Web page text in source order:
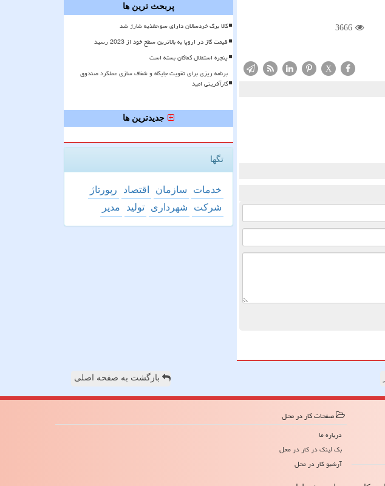
3666
X
پربحث ترین ها
کالا برگ خردسالان دارای سوءتغذیه شارژ شد
قیمت گاز در اروپا به بالاترین سطح خود از 2023 رسید
پنجره استقلال کماکان بسته است
برنامه ریزی برای تقویت جایگاه و شفاف سازی عملکرد صندوق
کارآفرینی امید
جدیدترین ها
تگها
خدمات سازمان اقتصاد
رپورتاژ
شركت
شهرداری تولید مدیر
بازگشت به صفحه اصلی
صفحات كار در محل
درباره ما
بک لینک در كار در محل
آرشیو كار در محل